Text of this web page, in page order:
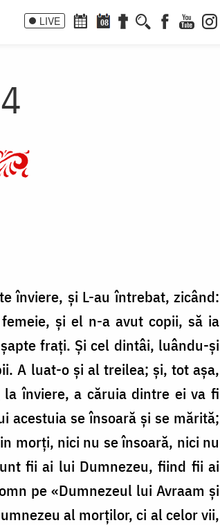
LIVE 08
înviere, și L-au întrebat, zicând:
și el n-a avut copii, să ia
frați. Și cel dintâi, luându-și
A luat-o și al treilea; și, tot așa,
înviere, a căruia dintre ei va fi
acestuia se însoară și se mărită;
morți, nici nu se însoară, nici nu
fii ai lui Dumnezeu, fiind fii ai
pe «Dumnezeul lui Avraam și
al morților, ci al celor vii,